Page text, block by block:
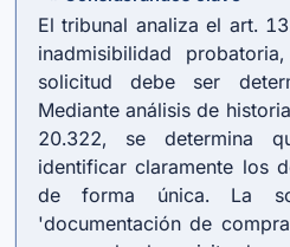
El tribunal analiza el art.
inadmisibilidad
solicitud debe ser
Mediante análisis de
20.322, se determina
identificar claramente los
de forma única. La
'documentación de